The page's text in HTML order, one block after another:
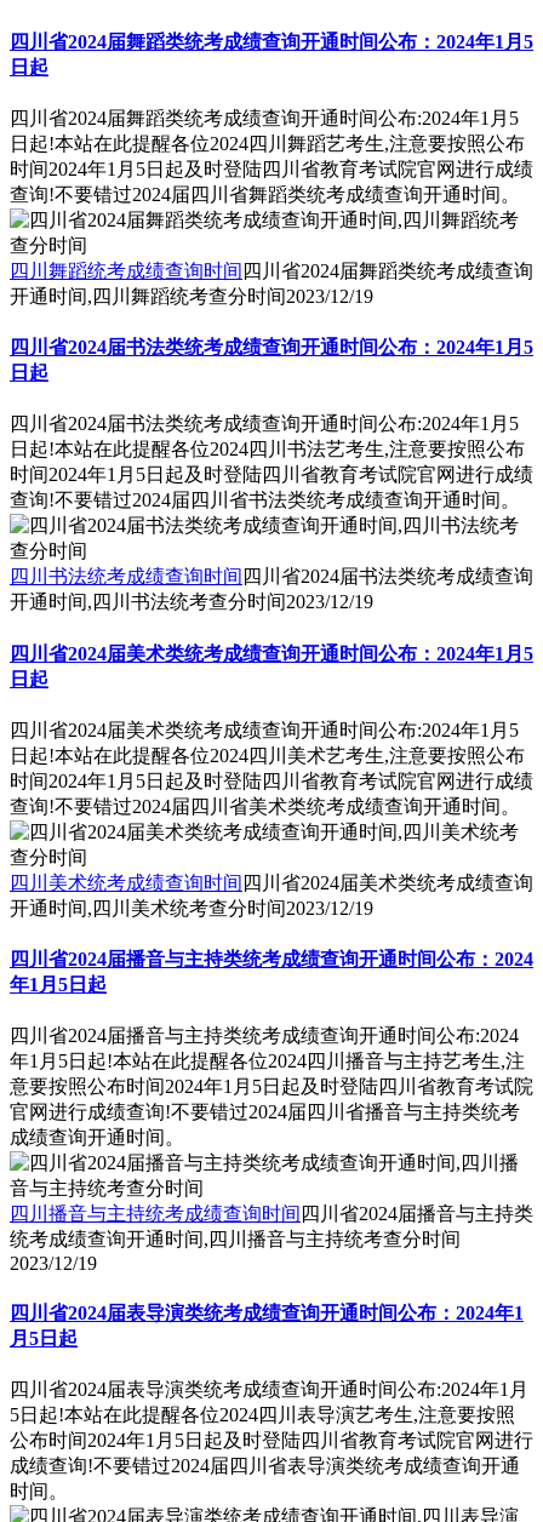
四川省2024届舞蹈类统考成绩查询开通时间公布：2024年1月5
日起
四川省2024届舞蹈类统考成绩查询开通时间公布:2024年1月5
日起!本站在此提醒各位2024四川舞蹈艺考生,注意要按照公布
时间2024年1月5日起及时登陆四川省教育考试院官网进行成绩
查询!不要错过2024届四川省舞蹈类统考成绩查询开通时间。
四川舞蹈统考成绩查询时间 四川省2024届舞蹈类统考成绩查询
开通时间,四川舞蹈统考查分时间2023/12/19
四川省2024届书法类统考成绩查询开通时间公布：2024年1月5
日起
四川省2024届书法类统考成绩查询开通时间公布:2024年1月5
日起!本站在此提醒各位2024四川书法艺考生,注意要按照公布
时间2024年1月5日起及时登陆四川省教育考试院官网进行成绩
查询!不要错过2024届四川省书法类统考成绩查询开通时间。
四川书法统考成绩查询时间 四川省2024届书法类统考成绩查询
开通时间,四川书法统考查分时间2023/12/19
四川省2024届美术类统考成绩查询开通时间公布：2024年1月5
日起
四川省2024届美术类统考成绩查询开通时间公布:2024年1月5
日起!本站在此提醒各位2024四川美术艺考生,注意要按照公布
时间2024年1月5日起及时登陆四川省教育考试院官网进行成绩
查询!不要错过2024届四川省美术类统考成绩查询开通时间。
四川美术统考成绩查询时间 四川省2024届美术类统考成绩查询
开通时间,四川美术统考查分时间2023/12/19
四川省2024届播音与主持类统考成绩查询开通时间公布：2024
年1月5日起
四川省2024届播音与主持类统考成绩查询开通时间公布:2024
年1月5日起!本站在此提醒各位2024四川播音与主持艺考生,注
意要按照公布时间2024年1月5日起及时登陆四川省教育考试院
官网进行成绩查询!不要错过2024届四川省播音与主持类统考
成绩查询开通时间。
四川播音与主持统考成绩查询时间 四川省2024届播音与主持类
统考成绩查询开通时间,四川播音与主持统考查分时间
2023/12/19
四川省2024届表导演类统考成绩查询开通时间公布：2024年1
月5日起
四川省2024届表导演类统考成绩查询开通时间公布:2024年1月
5日起!本站在此提醒各位2024四川表导演艺考生,注意要按照
公布时间2024年1月5日起及时登陆四川省教育考试院官网进行
成绩查询!不要错过2024届四川省表导演类统考成绩查询开通
时间。